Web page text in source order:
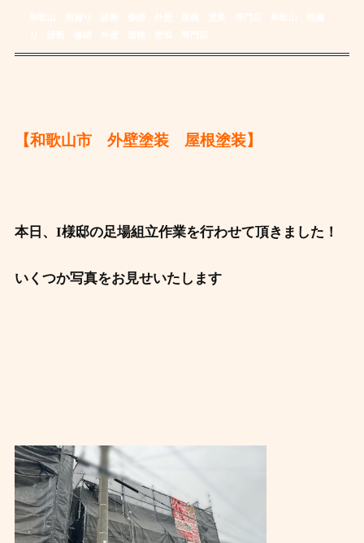
【和歌山市 外壁塗装 屋根塗装】
本日、I様邸の足場組立作業を行わせて頂きました！
いくつか写真をお見せいたします